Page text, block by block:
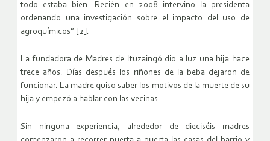
todo estaba bien. Recién en 2008 intervino la presidenta
ordenando una investigación sobre el impacto del uso de
agroquímicos” [2].
La fundadora de Madres de Ituzaingó dio a luz una hija hace
trece años. Días después los riñones de la beba dejaron de
funcionar. La madre quiso saber los motivos de la muerte de su
hija y empezó a hablar con las vecinas.
Sin ninguna experiencia, alrededor de dieciséis madres